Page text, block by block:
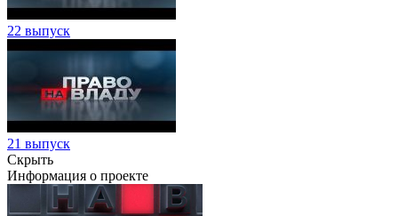
22 выпуск
21 выпуск
Скрыть
Информация о проекте